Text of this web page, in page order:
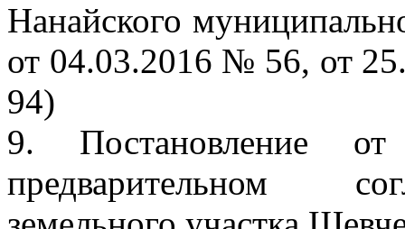
Нанайского
от 04.03.2016 № 56, от
94)
9.
предварительном